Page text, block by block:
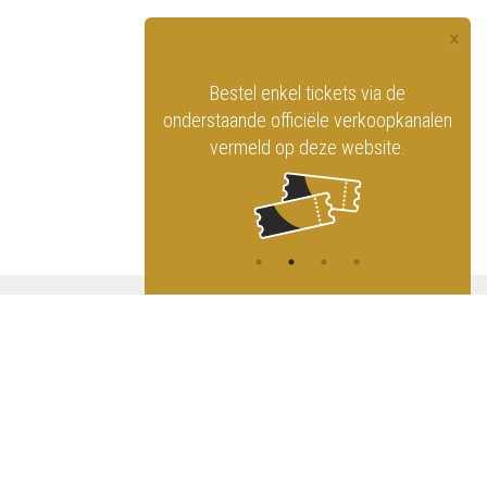
×
Bestel enkel tickets via de
onderstaande officiële verkoopkanalen
vermeld op deze website.